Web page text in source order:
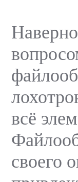
всё
своего